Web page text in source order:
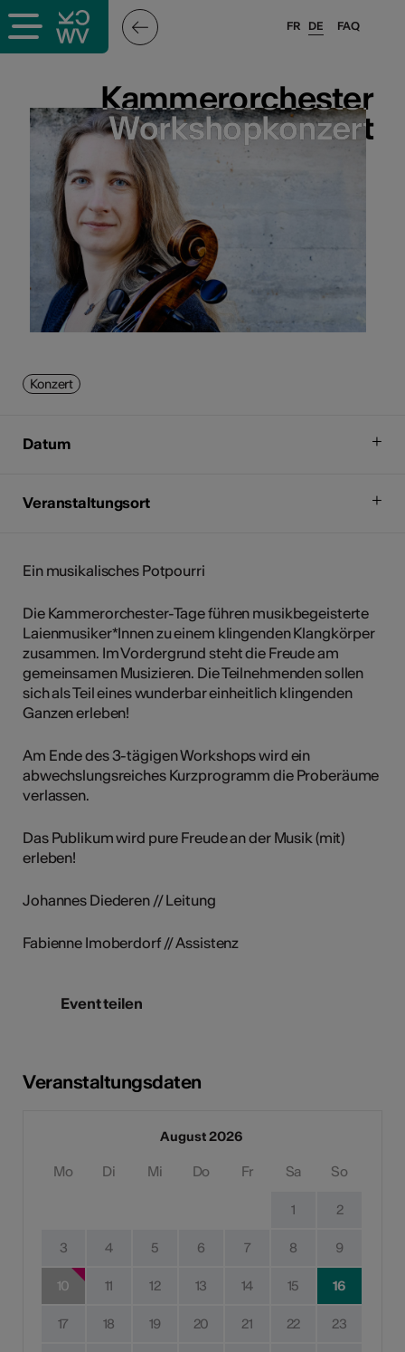
FAQ
FR DE
Kammerorchester
Workshopkonzert
Kammerorchester
Workshopkonzert
Konzert
Datum
Veranstaltungsort
Ein musikalisches Potpourri
Die Kammerorchester-Tage führen musikbegeisterte
Laienmusiker*Innen zu einem klingenden Klangkörper
zusammen. Im Vordergrund steht die Freude am
gemeinsamen Musizieren. Die Teilnehmenden sollen
sich als Teil eines wunderbar einheitlich klingenden
Ganzen erleben!
Am Ende des 3-tägigen Workshops wird ein
abwechslungsreiches Kurzprogramm die Proberäume
verlassen.
Das Publikum wird pure Freude an der Musik (mit)
erleben!
Johannes Diederen // Leitung
Fabienne Imoberdorf // Assistenz
Event teilen
Veranstaltungsdaten
August 2026
Mo Di Mi Do Fr Sa So
1 2
3 4 5 6 7 8 9
10 11 12 13 14 15 16
17 18 19 20 21 22 23